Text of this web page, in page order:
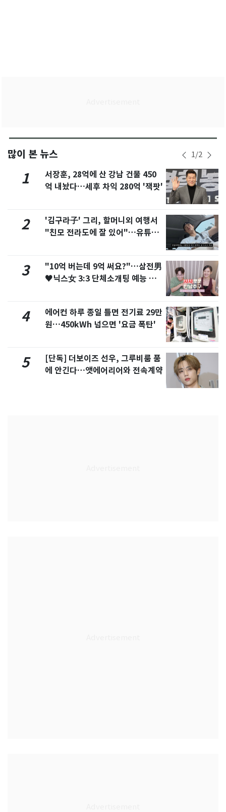
많이 본 뉴스 1/2
1
서장훈, 28억에 산 강남 건물 450
억 내놨다…세후 차익 280억 '잭팟'
2
'김구라子' 그리, 할머니외 여행서
"친모 전라도에 잘 있어"…유튜브
3
"10억 버는데 9억 써요?"…삼전男
♥닉스女 3:3 단체소개팅 예능 화
4
에어컨 하루 종일 틀면 전기료 29만
원…450kWh 넘으면 '요금 폭탄'
5
[단독] 더보이즈 선우, 그루비룸 품
에 안긴다…앳에어리어와 전속계약